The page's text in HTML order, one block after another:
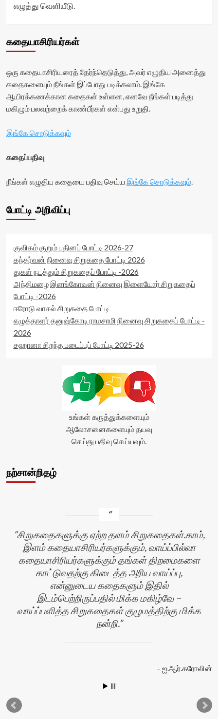
எழுத்து வெளியீடு.
கதையாசிரியர்கள்
ஒரு கதையாசிரியரைத் தேர்ந்தெடுத்து, அவர் எழுதிய அனைத்து
கதைகளையும் நீங்கள் இப்போது படிக்கலாம். இங்கே
ஆயிரக்கணக்கான கதைகள் உள்ளன, எனவே நீங்கள் படித்து
மகிழும் பலவற்றைக் காண்பீர்கள் என்பது உறுதி.
இங்கே சொடுக்கவும்
கதைப்பதிவு
நீங்கள் எழுதிய கதையை பதிவு செய்ய இங்கே சொடுக்கவும்.
போட்டி அறிவிப்பு
குவிகம் குறும் புதினப் போட்டி 2026-27
கந்தர்வன் நினைவு சிறுகதை போட்டி 2026
துகள் நடத்தும் சிறுகதைப் போட்டி -2026
அந்திமழை இளங்கோவன் நினைவு இளையோர் சிறுகதைப்
போட்டி -2026
ஈரோடு வாசல் சிறுகதை போட்டி
எழுத்தாளர் தனுஷ்கோடி ராமசாமி நினைவு சிறுகதைப் போட்டி -
2026
சஹானா சிறந்த படைப்புப் போட்டி 2025-26
உங்கள் கருத்துக்களையும்
ஆலோசனைகளையும் தயவு
செய்து பதிவு செய்யவும்.
நற்சான்றிதழ்
சிறுகதைகளுக்கு ஏற்ற தளம் சிறுகதைகள்.காம்,
இளம் கதையாசிரியர்களுக்கும், வாய்ப்பில்லா
கதையாசிரியர்களுக்கும் தங்கள் திறமைகளை
காட்டுவதற்கு கிடைத்த அரிய வாய்ப்பு,
என்னுடைய கதைகளும் இதில்
இடம்பெற்றிருப்பதில் மிக்க மகிழ்வே –
வாய்ப்பளித்த சிறுகதைகள் குழுமத்திற்கு மிக்க
நன்றி.
ஐ.ஆர்.கரோலின்